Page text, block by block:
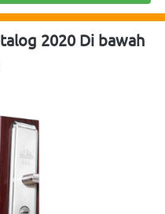
2020 Di bawah